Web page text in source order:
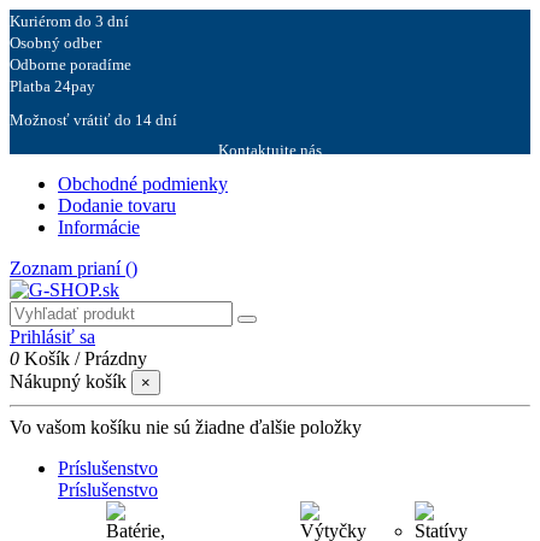
Kuriérom do 3 dní
Osobný odber
Odborne poradíme
Platba 24pay
Možnosť vrátiť do 14 dní
Kontaktujte nás
Obchodné podmienky
Dodanie tovaru
Informácie
Zoznam prianí ()
Prihlásiť sa
0 Košík /Prázdny
Nákupný košík
×
Vo vašom košíku nie sú žiadne ďalšie položky
Príslušenstvo
Príslušenstvo